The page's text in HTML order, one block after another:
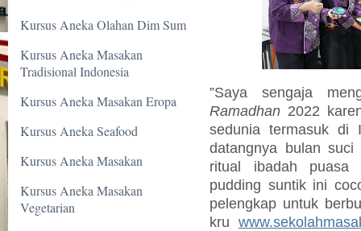
Kursus Aneka Olahan Dim Sum
Kursus Aneka Masakan
Tradisional Indonesia
Kursus Aneka Masakan Eropa
Kursus Aneka Seafood
Kursus Aneka Masakan
Kursus Aneka Masakan
Vegetarian
”Saya sengaja
Ramadhan 2022
sedunia termasuk di
datangnya bulan
ritual ibadah puasa
pudding suntik ini
pelengkap untuk
kru